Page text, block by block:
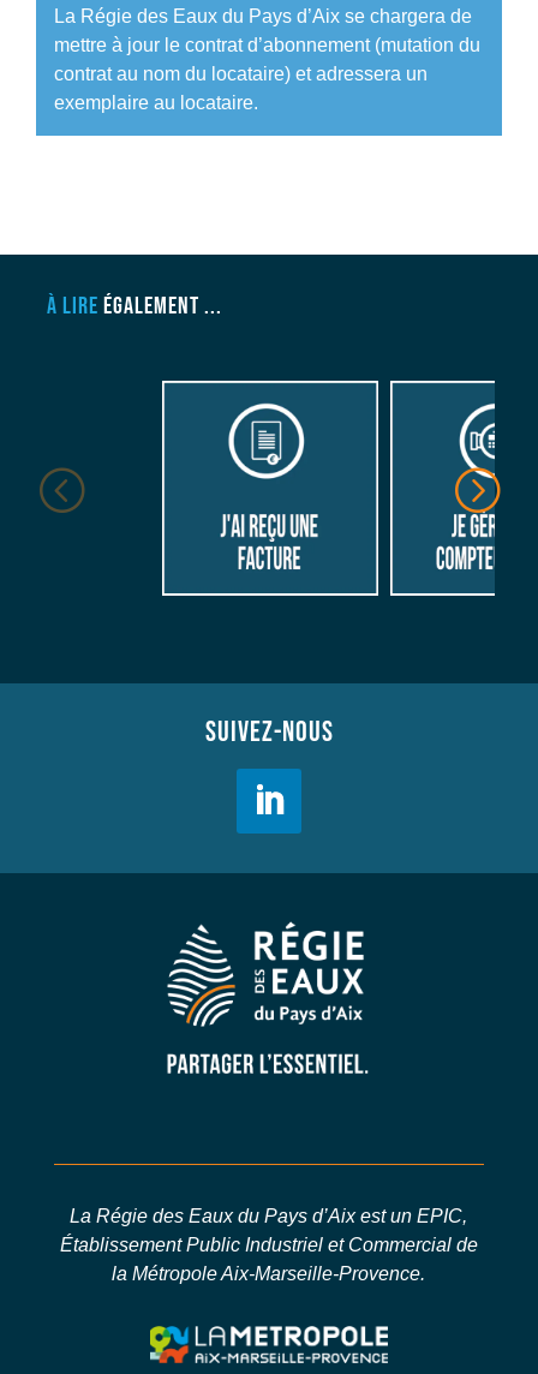
La Régie des Eaux du Pays d’Aix se chargera de
mettre à jour le contrat d’abonnement (mutation du
contrat au nom du locataire) et adressera un
exemplaire au locataire.
À LIRE ÉGALEMENT ...
SUIVEZ-NOUS
La Régie des Eaux du Pays d’Aix est un EPIC,
Établissement Public Industriel et Commercial de
la Métropole Aix-Marseille-Provence.